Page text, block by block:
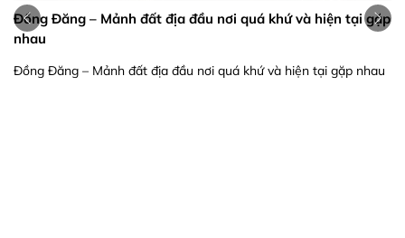
Đăng – Mảnh đất địa đầu nơi quá khứ và hiện tại gặp
Đăng – Mảnh đất địa đầu nơi quá khứ và hiện tại gặp nhau